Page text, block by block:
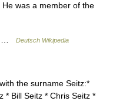
was a member of the
… Deutsch Wikipedia
the surname Seitz:*
* Bill Seitz * Chris Seitz *